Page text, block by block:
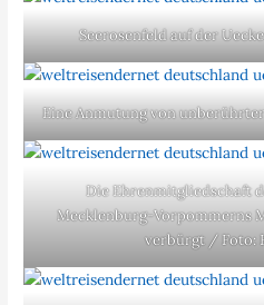
Seerosenfeld auf der
Eine Anmutung von
Die Ehrenmitgliedschaft
Mecklenburg-Vorpommerns
verbürgt / Foto: